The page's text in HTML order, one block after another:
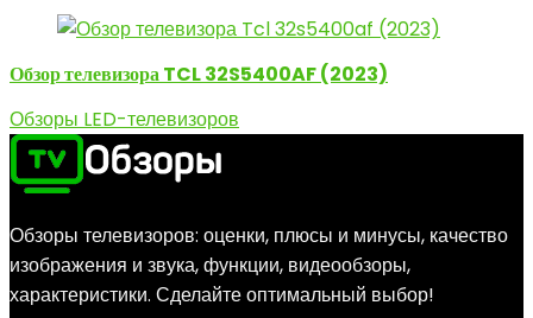
Обзор телевизора TCL 32S5400AF (2023)
Обзоры LED-телевизоров
Обзоры телевизоров: оценки, плюсы и минусы, качество
изображения и звука, функции, видеообзоры,
характеристики. Сделайте оптимальный выбор!